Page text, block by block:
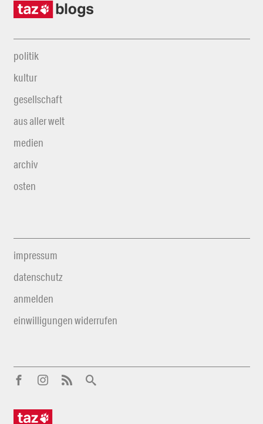
politik
kultur
gesellschaft
aus aller welt
medien
archiv
osten
impressum
datenschutz
anmelden
einwilligungen widerrufen